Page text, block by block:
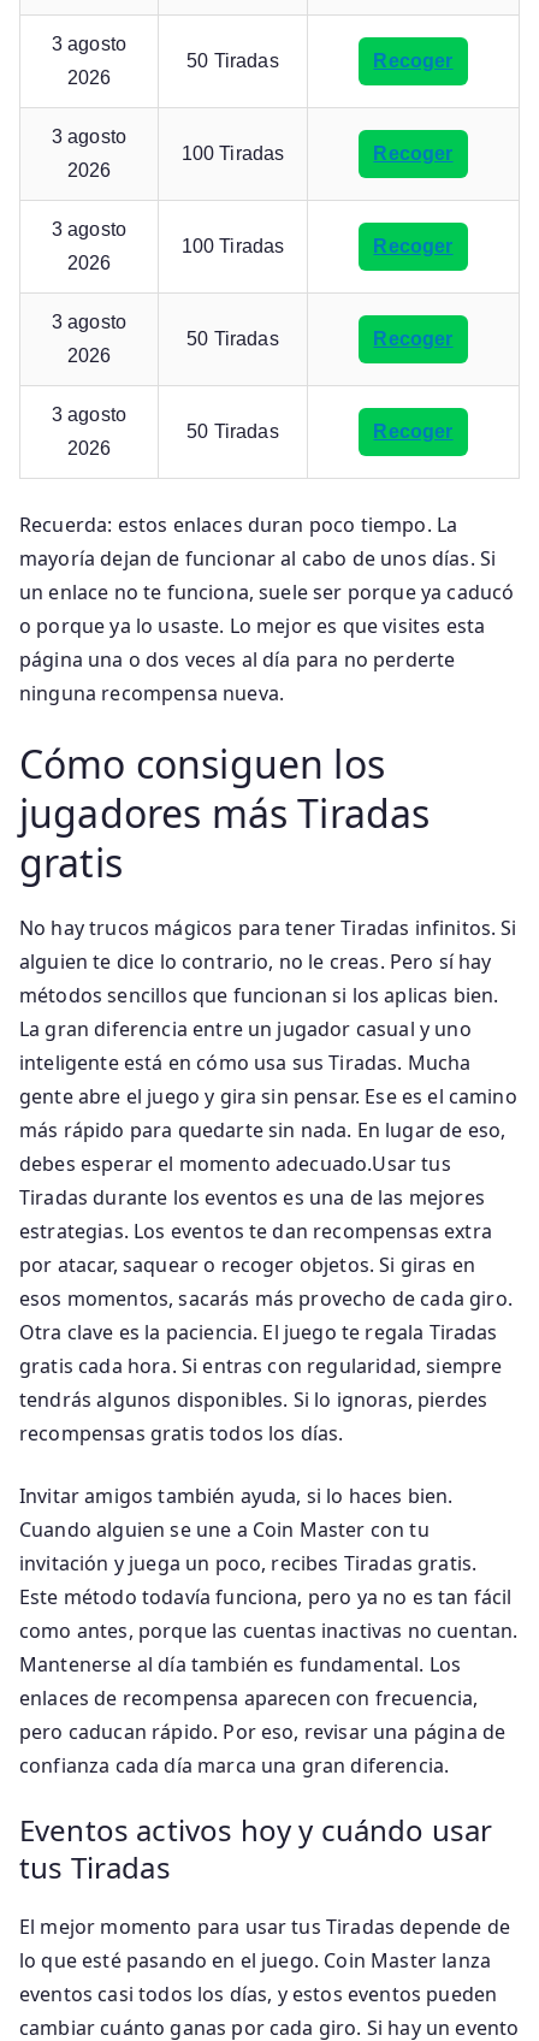
3 agosto
2026
50 Tiradas Recoger
3 agosto
2026
100 Tiradas Recoger
3 agosto
2026
100 Tiradas Recoger
3 agosto
2026
50 Tiradas Recoger
3 agosto
2026
50 Tiradas Recoger
Recuerda: estos enlaces duran poco tiempo. La
mayoría dejan de funcionar al cabo de unos días. Si
un enlace no te funciona, suele ser porque ya caducó
o porque ya lo usaste. Lo mejor es que visites esta
página una o dos veces al día para no perderte
ninguna recompensa nueva.
Cómo consiguen los
jugadores más Tiradas
gratis
No hay trucos mágicos para tener Tiradas infinitos. Si
alguien te dice lo contrario, no le creas. Pero sí hay
métodos sencillos que funcionan si los aplicas bien.
La gran diferencia entre un jugador casual y uno
inteligente está en cómo usa sus Tiradas. Mucha
gente abre el juego y gira sin pensar. Ese es el camino
más rápido para quedarte sin nada. En lugar de eso,
debes esperar el momento adecuado.Usar tus
Tiradas durante los eventos es una de las mejores
estrategias. Los eventos te dan recompensas extra
por atacar, saquear o recoger objetos. Si giras en
esos momentos, sacarás más provecho de cada giro.
Otra clave es la paciencia. El juego te regala Tiradas
gratis cada hora. Si entras con regularidad, siempre
tendrás algunos disponibles. Si lo ignoras, pierdes
recompensas gratis todos los días.
Invitar amigos también ayuda, si lo haces bien.
Cuando alguien se une a Coin Master con tu
invitación y juega un poco, recibes Tiradas gratis.
Este método todavía funciona, pero ya no es tan fácil
como antes, porque las cuentas inactivas no cuentan.
Mantenerse al día también es fundamental. Los
enlaces de recompensa aparecen con frecuencia,
pero caducan rápido. Por eso, revisar una página de
confianza cada día marca una gran diferencia.
Eventos activos hoy y cuándo usar
tus Tiradas
El mejor momento para usar tus Tiradas depende de
lo que esté pasando en el juego. Coin Master lanza
eventos casi todos los días, y estos eventos pueden
cambiar cuánto ganas por cada giro. Si hay un evento